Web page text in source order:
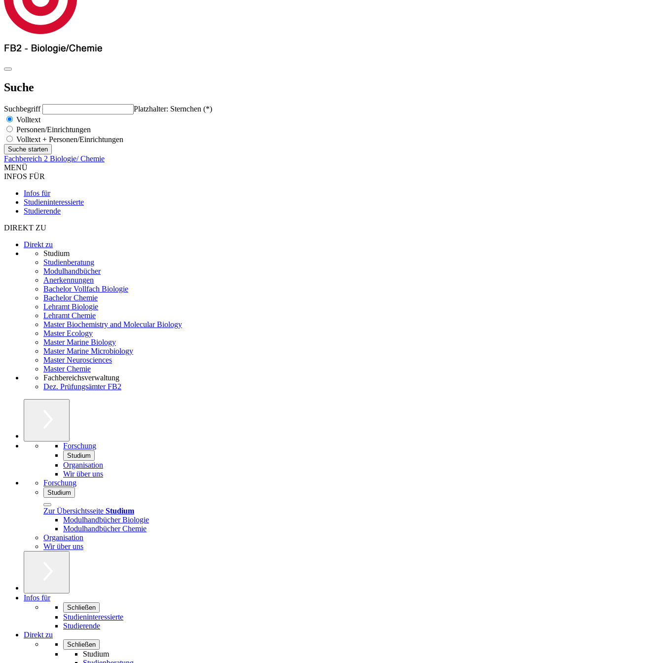
Suche
Suchbegriff
Platzhalter: Sternchen (*)
Volltext
Personen/Einrichtungen
Volltext + Personen/Einrichtungen
Fachbereich 2 Biologie/ Chemie
MENÜ
INFOS FÜR
Infos für
Studieninteressierte
Studierende
DIREKT ZU
Direkt zu
Studium
Studienberatung
Modulhandbücher
Anerkennungen
Bachelor Vollfach Biologie
Bachelor Chemie
Lehramt Biologie
Lehramt Chemie
Master Biochemistry and Molecular Biology
Master Ecology
Master Marine Biology
Master Marine Microbiology
Master Neurosciences
Master Chemie
Fachbereichsverwaltung
Dez. Prüfungsämter FB2
Forschung
Studium
Organisation
Wir über uns
Forschung
Studium
Zur Übersichtsseite Studium
Modulhandbücher Biologie
Modulhandbücher Chemie
Organisation
Wir über uns
Infos für
Schließen
Studieninteressierte
Studierende
Direkt zu
Schließen
Studium